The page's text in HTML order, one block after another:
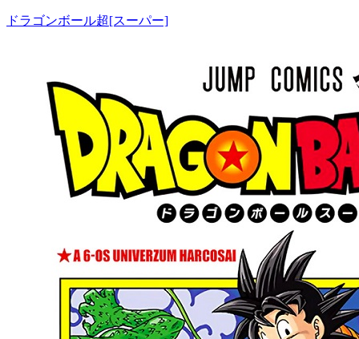
ドラゴンボール超[スーパー]